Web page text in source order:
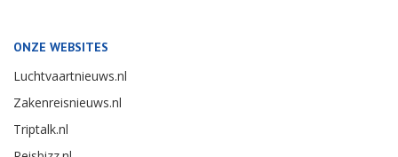
ONZE WEBSITES
Luchtvaartnieuws.nl
Zakenreisnieuws.nl
Triptalk.nl